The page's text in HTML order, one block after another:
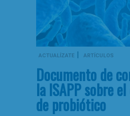
ACTUALÍZATE | ARTÍCULOS
Documento de
la ISAPP sobre
de probiótico